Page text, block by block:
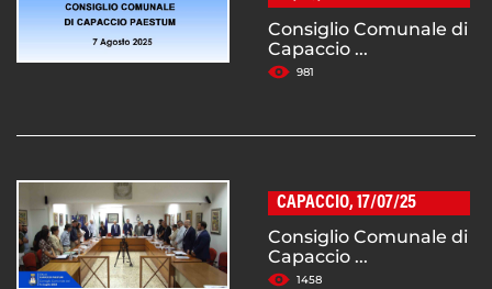
Consiglio Comunale di
Capaccio ...
981
CAPACCIO, 17/07/25
Consiglio Comunale di
Capaccio ...
1458